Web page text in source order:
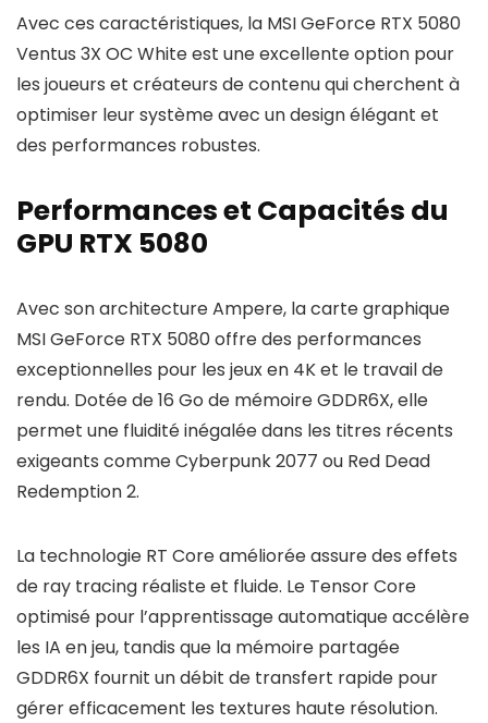
Avec ces caractéristiques, la MSI GeForce RTX 5080
Ventus 3X OC White est une excellente option pour
les joueurs et créateurs de contenu qui cherchent à
optimiser leur système avec un design élégant et
des performances robustes.
Performances et Capacités du
GPU RTX 5080
Avec son architecture Ampere, la carte graphique
MSI GeForce RTX 5080 offre des performances
exceptionnelles pour les jeux en 4K et le travail de
rendu. Dotée de 16 Go de mémoire GDDR6X, elle
permet une fluidité inégalée dans les titres récents
exigeants comme Cyberpunk 2077 ou Red Dead
Redemption 2.
La technologie RT Core améliorée assure des effets
de ray tracing réaliste et fluide. Le Tensor Core
optimisé pour l’apprentissage automatique accélère
les IA en jeu, tandis que la mémoire partagée
GDDR6X fournit un débit de transfert rapide pour
gérer efficacement les textures haute résolution.